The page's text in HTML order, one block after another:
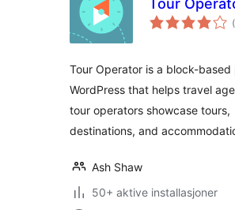
Tour
Tour Operator is a block-based
WordPress that helps travel
tour operators showcase tours,
destinations, and
Ash Shaw
50+ aktive installasjoner